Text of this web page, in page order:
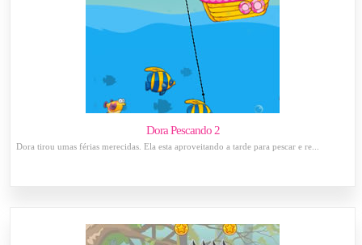
Dora Pescando 2
Dora tirou umas férias merecidas. Ela esta aproveitando a tarde para pescar e re...